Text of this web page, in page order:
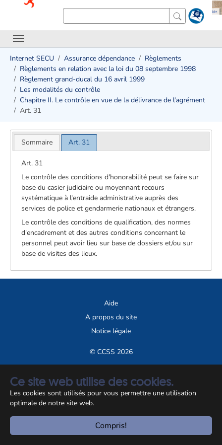
Ce site web utilise des cookies.
Les cookies sont utilisés pour vous permettre une utilisation
optimale de notre site web.
Compris!
Internet SECU Assurance dépendance
Règlements
Règlements en relation avec la loi du 08 septembre 1998
Règlement grand-ducal du 16 avril 1999
Les modalités du contrôle
Chapitre II. Le contrôle en vue de la délivrance de l'agrément
Art. 31
Sommaire Art. 31
Art. 31
Le contrôle des conditions d'honorabilité peut se faire sur
base du casier judiciaire ou moyennant recours
systématique à l'entraide administrative auprès des
services de police et gendarmerie nationaux et étrangers.
Le contrôle des conditions de qualification, des normes
d'encadrement et des autres conditions concernant le
personnel peut avoir lieu sur base de dossiers et/ou sur
base de visites des lieux.
Aide
A propos du site
Notice légale
© CCSS 2026